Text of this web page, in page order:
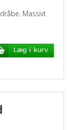
Massivt